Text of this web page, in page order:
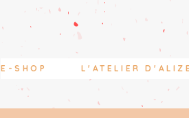
E-SHOP L'ATELIER